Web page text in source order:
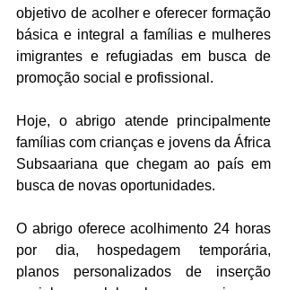
objetivo de acolher e oferecer formação
básica e integral a famílias e mulheres
imigrantes e refugiadas em busca de
promoção social e profissional.
Hoje, o abrigo atende principalmente
famílias com crianças e jovens da África
Subsaariana que chegam ao país em
busca de novas oportunidades.
O abrigo oferece acolhimento 24 horas
por dia, hospedagem temporária,
planos personalizados de inserção